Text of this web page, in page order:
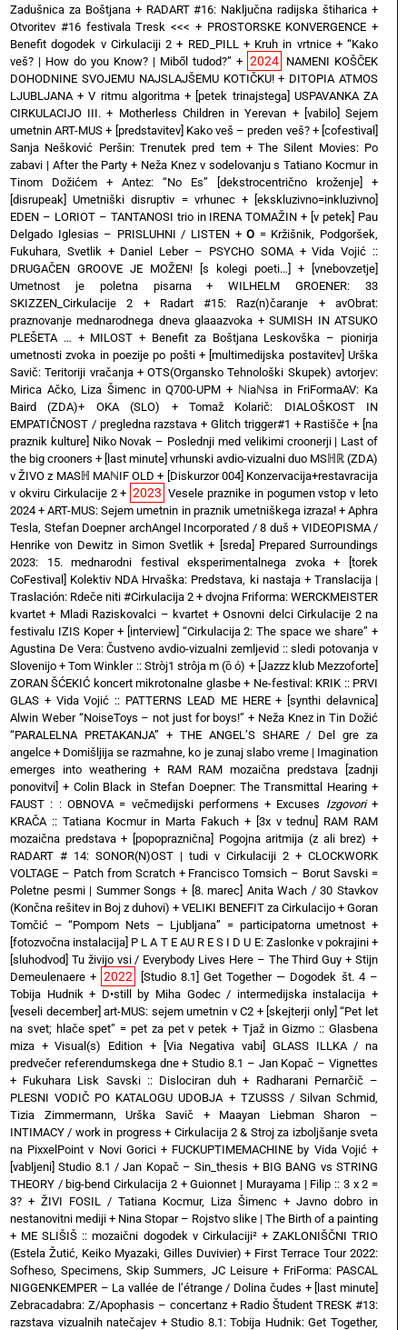
Zadušnica za Boštjana+ RADART #16: Naključna radijska štiharica +
Otvoritev #16 festivala Tresk <<< + PROSTORSKE KONVERGENCE +
Benefit dogodek v Cirkulaciji 2 + RED_PILL + Kruh in vrtnice+ “Kako
veš? | How do you Know? | Miből tudod?” + 2024 NAMENI KOŠČEK
DOHODNINE SVOJEMU NAJSLAJŠEMU KOTIČKU!+ DITOPIA ATMOS
LJUBLJANA +V ritmu algoritma+ [petek trinajstega] USPAVANKA ZA
CIRKULACIJO III. + Motherless Children in Yerevan + [vabilo] Sejem
umetnin ART-MUS + [predstavitev] Kako veš – preden veš?+ [cofestival]
Sanja Nešković Peršin: Trenutek pred tem+The Silent Movies: Po
zabavi | After the Party + Neža Knez v sodelovanju s Tatiano Kocmur in
Tinom Dožićem + Antez: “No Es” [dekstrocentrično kroženje]
+
[disrupeak] Umetniški disruptiv = vrhunec+
[ekskluzivno=inkluzivno]
EDEN – LORIOT – TANTANOSI trio in IRENA TOMAŽIN + [v petek] Pau
Delgado Iglesias – PRISLUHNI / LISTEN +O = Kržišnik, Podgoršek,
Fukuhara, Svetlik + Daniel Leber – PSYCHO SOMA+Vida Vojić ::
DRUGAČEN GROOVE JE MOŽEN! [s kolegi poeti…]
+
[vnebovzetje]
Umetnost je poletna pisarna+WILHELM GROENER: 33
SKIZZEN_Cirkulacije 2 + Radart #15: Raz(n)čaranje +avObrat:
praznovanje mednarodnega dneva glaaazvoka +SUMISH IN ATSUKO
PLEŠETA … + MILOST + Benefit za Boštjana Leskovška – pionirja
umetnosti zvoka in poezije po pošti+ [multimedijska postavitev] Urška
Savič: Teritoriji vračanja+OTS(Organsko Tehnološki Skupek) avtorjev:
Mirica Ačko, Liza Šimenc in Q700-UPM + ℕiaℕsa in FriFormaAV: Ka
Baird (ZDA)+ OKA (SLO) + Tomaž Kolarič: DIALOŠKOST IN
EMPATIČNOST / pregledna razstava +Glitch trigger#1 + Rastišče + [na
praznik kulture] Niko Novak – Poslednji med velikimi croonerji | Last of
the big crooners + [last minute] vrhunski avdio-vizualni duo MSℍℝ (ZDA)
v ŽIVO z MASℍ MAℕIF OLD + [Diskurzor 004] Konzervacija+restavracija
v okviru Cirkulacije 2+ 2023 Vesele praznike in pogumen vstop v leto
2024 +ART-MUS: Sejem umetnin in praznik umetniškega izraza!+Aphra
Tesla, Stefan Doepner archAngel Incorporated / 8 duš + VIDEOPISMA /
Henrike von Dewitz in Simon Svetlik + [sreda] Prepared Surroundings
2023: 15. mednarodni festival eksperimentalnega zvoka+
[torek
CoFestival] Kolektiv NDA Hrvaška: Predstava, ki nastaja+ Translacija |
Traslación: Rdeče niti #Cirkulacija 2 + dvojna Friforma: WERCKMEISTER
kvartet + Mladi Raziskovalci – kvartet +Osnovni delci Cirkulacije 2 na
festivalu IZIS Koper+ [interview] “Cirkulacija 2: The space we share” +
Agustina De Vera: Čustveno avdio-vizualni zemljevid :: sledi potovanja v
Slovenijo +Tom Winkler :: Stròj1 strôja m (ȍ ó) + [Jazzz klub Mezzoforte]
ZORAN ŠĆEKIĆ koncert mikrotonalne glasbe+ Ne-festival: KRIK :: PRVI
GLAS + Vida Vojić :: PATTERNS LEAD ME HERE+ [synthi delavnica]
Alwin Weber “NoiseToys – not just for boys!” + Neža Knez in Tin Dožić
“PARALELNA PRETAKANJA” + THE ANGEL’S SHARE / Del gre za
angelce + Domišljija se razmahne, ko je zunaj slabo vreme | Imagination
emerges into weathering+ RAM RAM mozaična predstava [zadnji
ponovitvi] + Colin Black in Stefan Doepner: The Transmittal Hearing +
FAUST : : OBNOVA = večmedijski performens + Excuses Izgovori+
KRAČA :: Tatiana Kocmur in Marta Fakuch + [3x v tednu] RAM RAM
mozaična predstava+ [popopraznična] Pogojna aritmija (z ali brez) +
RADART # 14: SONOR(N)OST | tudi v Cirkulaciji 2 + CLOCKWORK
VOLTAGE – Patch from Scratch+ Francisco Tomsich – Borut Savski =
Poletne pesmi | Summer Songs + [8. marec] Anita Wach / 30 Stavkov
(Končna rešitev in Boj z duhovi) + VELIKI BENEFIT za Cirkulacijo + Goran
Tomčić – “Pompom Nets – Ljubljana” = participatorna umetnost +
[fotozvočna instalacija] P L A T E AU R E S I D U E: Zaslonke v pokrajini+
[sluhodvod] Tu živijo vsi / Everybody Lives Here – The Third Guy + Stijn
Demeulenaere + 2022
[Studio 8.1] Get Together — Dogodek št. 4 –
Tobija Hudnik + D•still by Miha Godec / intermedijska instalacija +
[veseli december] art-MUS: sejem umetnin v C2 + [skejterji only] “Pet let
na svet; hlače spet” = pet za pet v petek + Tjaž in Gizmo :: Glasbena
miza + Visual(s) Edition +
[Via Negativa vabi] GLASS ILLKA / na
predvečer referendumskega dne+Studio 8.1 – Jan Kopač – Vignettes
+ Fukuhara Lisk Savski :: Dislociran duh + Radharani Pernarčič –
PLESNI VODIČ PO KATALOGU UDOBJA + TZUSSS / Silvan Schmid,
Tizia Zimmermann, Urška Savič+ Maayan Liebman Sharon –
INTIMACY / work in progress + Cirkulacija 2 & Stroj za izboljšanje sveta
na PixxelPoint v Novi Gorici+ FUCKUPTIMEMACHINE by Vida Vojić+
[vabljeni] Studio 8.1 / Jan Kopač – Sin_thesis + BIG BANG vs STRING
THEORY / big-bend Cirkulacija 2+Guionnet | Murayama | Filip :: 3 x 2 =
3? + ŽIVI FOSIL / Tatiana Kocmur, Liza Šimenc + Javno dobro in
nestanovitni mediji + Nina Stopar – Rojstvo slike | The Birth of a painting
+ ME SLIŠIŠ :: mozaični dogodek v Cirkulaciji²+ ZAKLONIŠČNI TRIO
(Estela Žutić, Keiko Myazaki, Gilles Duvivier) + First Terrace Tour 2022:
Sofheso, Specimens, Skip Summers, JC Leisure+ FriForma: PASCAL
NIGGENKEMPER – La vallée de l’étrange / Dolina čudes + [last minute]
Zebracadabra: Z/Apophasis – concertanz+ Radio Študent TRESK #13:
razstava vizualnih natečajev +Studio 8.1: Tobija Hudnik: Get Together,